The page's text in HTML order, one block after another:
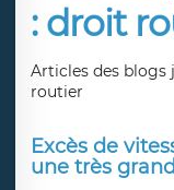
: droit
Articles des blogs
routier
Excès de
une très